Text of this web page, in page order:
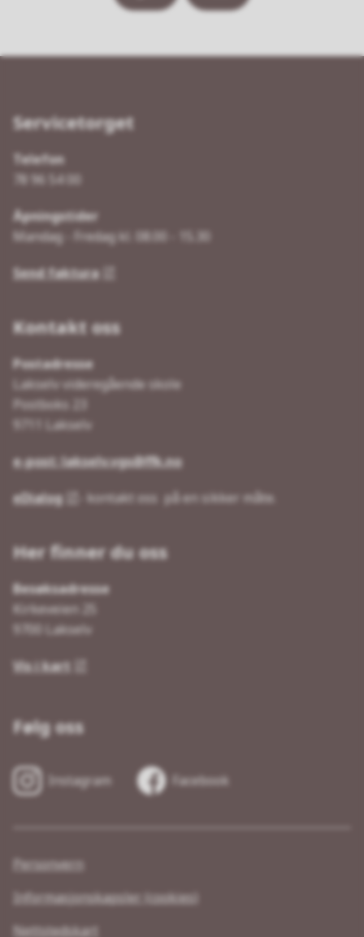
Servicetorget
Telefon
78 96 54 00
Åpningstider
Mandag - Fredag kl. 08.00 - 15.30
Send faktura
Kontakt oss
Postadresse
Lakselv videregående skole
Postboks 23
9711 Lakselv
e-post: lakselv.vgs@ffk.no
eDialog - kontakt oss på en sikker måte.
Her finner du oss
Besøksadresse
Kirkeveien 25
9700 Lakselv
Vis i kart
Følg oss
Instagram Facebook
Personvern
Informasjonskapsler (cookies)
Nettstedskart